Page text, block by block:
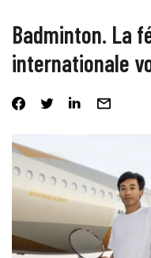
Badminton. La
internationale